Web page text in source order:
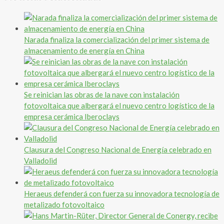
Narada finaliza la comercialización del primer sistema de
almacenamiento de energía en China
Se reinician las obras de la nave con instalación
fotovoltaica que albergará el nuevo centro logístico de la
empresa cerámica Iberoclays
Clausura del Congreso Nacional de Energía celebrado en
Valladolid
Heraeus defenderá con fuerza su innovadora tecnología de
metalizado fotovoltaico